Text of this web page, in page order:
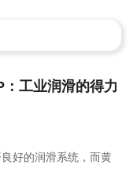
工业润滑的得力
好的润滑系统，而黄